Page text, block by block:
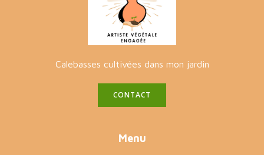
Calebasses cultivées dans mon jardin
CONTACT
Menu